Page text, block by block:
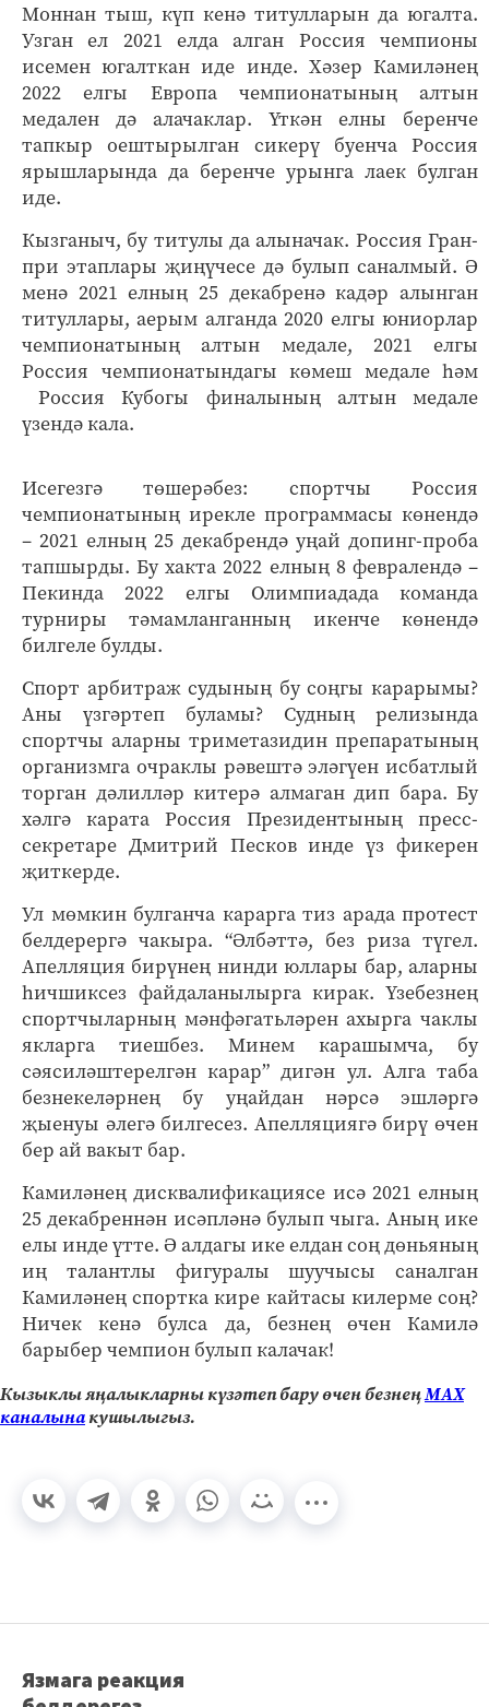
Моннан тыш, күп кенә титулларын да югалта.
Узган ел 2021 елда алган Россия чемпионы
исемен югалткан иде инде. Хәзер Камиләнең
2022 елгы Европа чемпионатының алтын
медален дә алачаклар. Үткән елны беренче
тапкыр оештырылган сикерү буенча Россия
ярышларында да беренче урынга лаек булган
иде.
Кызганыч, бу титулы да алыначак. Россия Гран-
при этаплары җиңүчесе дә булып саналмый. Ә
менә 2021 елның 25 декабренә кадәр алынган
титуллары, аерым алганда 2020 елгы юниорлар
чемпионатының алтын медале, 2021 елгы
Россия чемпионатындагы көмеш медале һәм
Россия Кубогы финалының алтын медале
үзендә кала.
Исегезгә төшерәбез: спортчы Россия
чемпионатының ирекле программасы көнендә
– 2021 елның 25 декабрендә уңай допинг-проба
тапшырды. Бу хакта 2022 елның 8 февралендә –
Пекинда 2022 елгы Олимпиадада команда
турниры тәмамланганның икенче көнендә
билгеле булды.
Спорт арбитраж судының бу соңгы карарымы?
Аны үзгәртеп буламы? Судның релизында
спортчы аларны триметазидин препаратының
организмга очраклы рәвештә эләгүен исбатлый
торган дәлилләр китерә алмаган дип бара. Бу
хәлгә карата Россия Президентының пресс-
секретаре Дмитрий Песков инде үз фикерен
җиткерде.
Ул мөмкин булганча карарга тиз арада протест
белдерергә чакыра. “Әлбәттә, без риза түгел.
Апелляция бирүнең нинди юллары бар, аларны
һичшиксез файдаланылырга кирак. Үзебезнең
спортчыларның мәнфәгатьләрен ахырга чаклы
якларга тиешбез. Минем карашымча, бу
сәясиләштерелгән карар” дигән ул. Алга таба
безнекеләрнең бу уңайдан нәрсә эшләргә
җыенуы әлегә билгесез. Апелляциягә бирү өчен
бер ай вакыт бар.
Камиләнең дисквалификациясе исә 2021 елның
25 декабреннән исәпләнә булып чыга. Аның ике
елы инде үтте. Ә алдагы ике елдан соң дөньяның
иң талантлы фигуралы шуучысы саналган
Камиләнең спортка кире кайтасы килерме соң?
Ничек кенә булса да, безнең өчен Камилә
барыбер чемпион булып калачак!
Кызыклы яңалыкларны күзәтеп бару өчен безнеңМАХ
каналынакушылыгыз.
Язмага реакция